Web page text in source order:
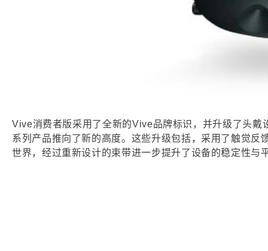
Vive消费者版采用了全新的Vive品牌标识，并升级了头
系列产品推向了新的高度。这些升级包括，采用了触觉
世界，经过重新设计的束带进一步提升了设备的稳定性